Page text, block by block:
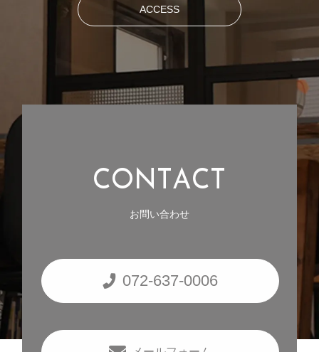
ACCESS
CON T AC T
お問い合わせ
072-637-0006